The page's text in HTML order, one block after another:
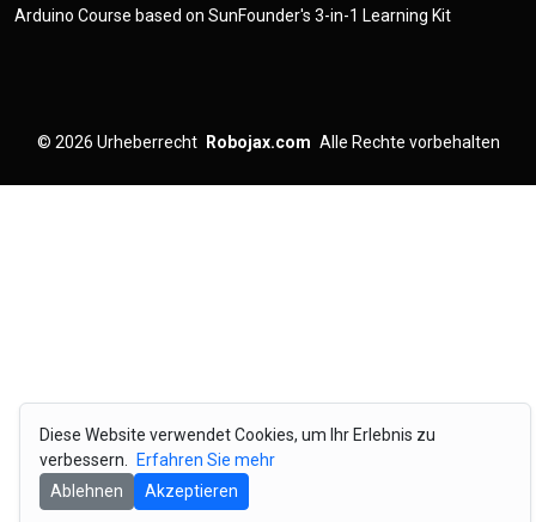
Diese Website verwendet Cookies, um Ihr Erlebnis zu
verbessern.
Erfahren Sie mehr
Ablehnen
Akzeptieren
Arduino Course based on SunFounder's 3-in-1 Learning Kit
© 2026 Urheberrecht Robojax.com Alle Rechte vorbehalten